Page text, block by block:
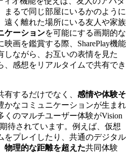
まるで同じ部屋にいるかのように
遠く離れた場所にいる友人や家族
ケーションを可能にする画期的な
画を鑑賞する際、SharePlay機能
しながら、お互いの表情を見た
、感想をリアルタイムで共有でき
するだけでなく、 感情や体験そ
かなコミュニケーションが生まれ
くのマルチユーザー体験がVision
待されています。例えば、仮想
をプレイしたり、共通のデジタル
物理的な距離を超えた共同体験